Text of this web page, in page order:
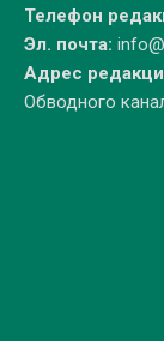
Телефон
Эл. почта:
Адрес
Обводного